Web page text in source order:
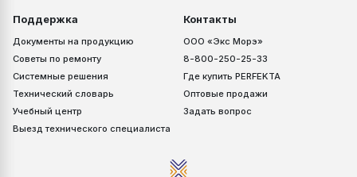
Поддержка
Документы на продукцию
Советы по ремонту
Системные решения
Технический словарь
Учебный центр
Выезд технического специалиста
Контакты
ООО «Экс Морэ»
8-800-250-25-33
Где купить PERFEKTA
Оптовые продажи
Задать вопрос